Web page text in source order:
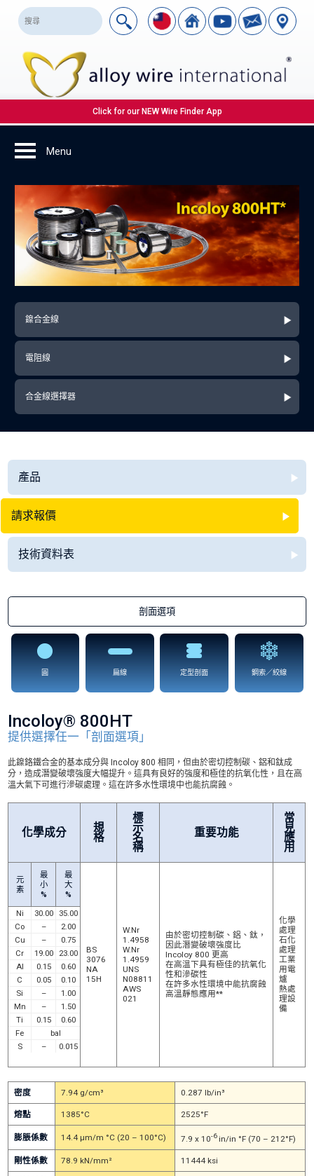
Click for our NEW Wire Finder App
鎳合金線
電阻線
合金線選擇器
產品
請求報價
技術資料表
剖面選項
圓 扁線 定型剖面 鋼索／絞線
Incoloy® 800HT
提供選擇任一「剖面選項」
此鎳鉻鐵合金的基本成分與 Incoloy 800 相同，但由於密切控制碳、鋁和鈦成
分，造成潛變破壞強度大幅提升。這具有良好的強度和極佳的抗氧化性，且在高
溫大氣下可進行滲碳處理。這在許多水性環境中也能抗腐蝕。
化學成分 規
格
標
示
名
稱
重要功能
常
見
應
用
元
素
最
小
%
最
大
%
Ni
30.00
35.00
Co
–
2.00
Cu
–
0.75
Cr
19.00
23.00
Al
0.15
0.60
C
0.05
0.10
Si
–
1.00
Mn
–
1.50
Ti
0.15
0.60
Fe
bal
S
– 0.015
BS
3076
NA
15H
W.Nr
1.4958
W.Nr
1.4959
UNS
N08811
AWS
021
由於密切控制碳、鋁、鈦，
因此潛變破壞強度比
Incoloy 800 更高
在高溫下具有極佳的抗氧化
性和滲碳性
在許多水性環境中能抗腐蝕
高溫靜態應用**
化學
處理
石化
處理
工業
用電
爐
熱處
理設
備
密度 7.94 g/cm³ 0.287 lb/in³
熔點 1385°C 2525°F
膨脹係數 14.4 μm/m °C (20 – 100°C) 7.9 x 10-6in/in °F (70 – 212°F)
剛性係數 78.9 kN/mm² 11444 ksi